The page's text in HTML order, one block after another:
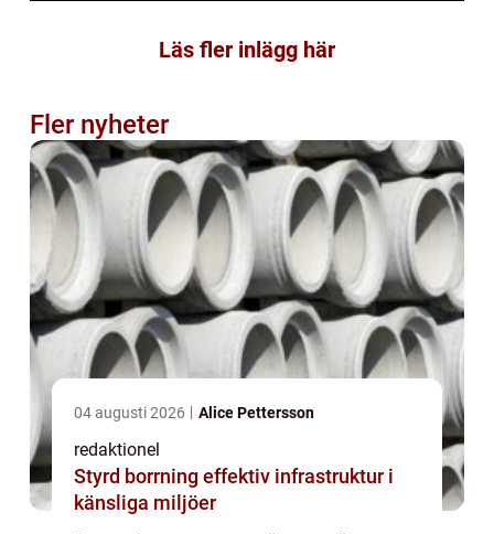
Läs fler inlägg här
Fler nyheter
04 augusti 2026 Alice Pettersson
redaktionel
Styrd borrning effektiv infrastruktur i
känsliga miljöer